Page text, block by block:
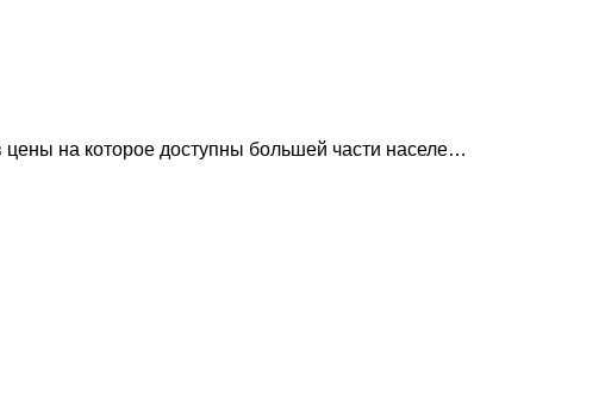
на которое доступны большей части населе…